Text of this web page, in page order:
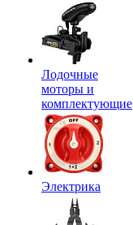
Лодочные
моторы и
комплектующие
Электрика